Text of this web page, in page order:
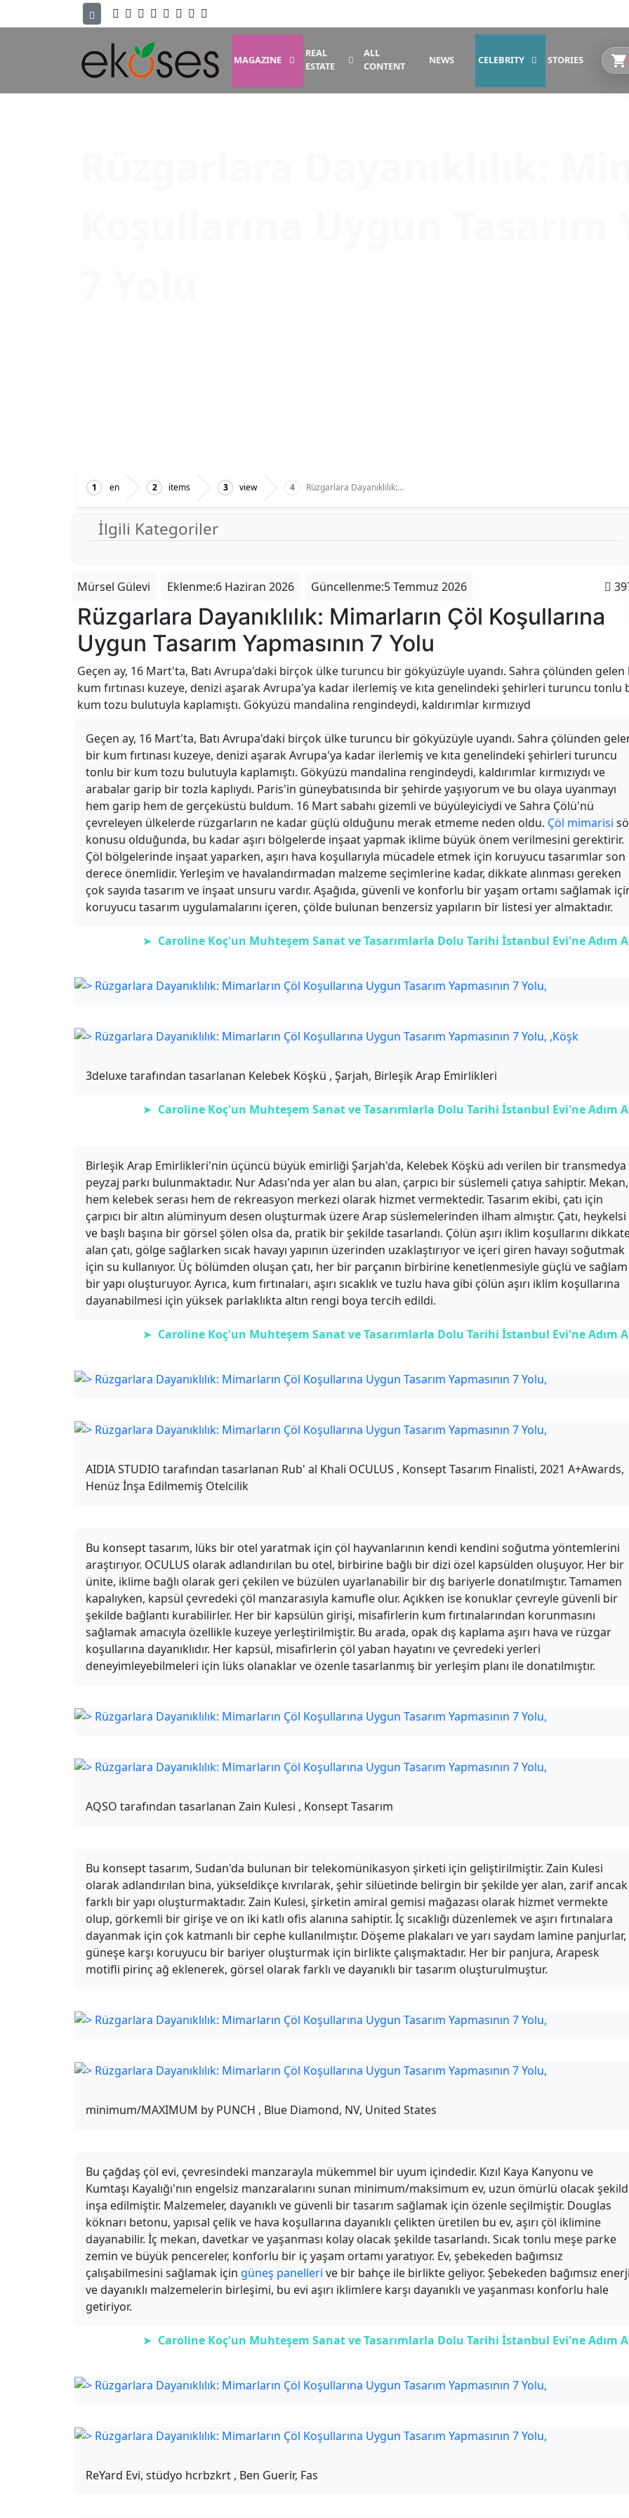
MAGAZINE
REAL
ESTATE
ALL
CONTENT
NEWS CELEBRITY STORIES
en items view Rüzgarlara Dayanıklılık:…
İlgili Kategoriler
Mürsel Gülevi Eklenme:6 Haziran 2026 Güncellenme:5 Temmuz 2026
Rüzgarlara Dayanıklılık: Mimarların Çöl Koşullarına
Uygun Tasarım Yapmasının 7 Yolu
Geçen ay, 16 Mart'ta, Batı Avrupa'daki birçok ülke turuncu bir gökyüzüyle uyandı. Sahra çölünden gelen
kum fırtınası kuzeye, denizi aşarak Avrupa'ya kadar ilerlemiş ve kıta genelindeki şehirleri turuncu tonlu
kum tozu bulutuyla kaplamıştı. Gökyüzü mandalina rengindeydi, kaldırımlar kırmızıyd
Geçen ay, 16 Mart'ta, Batı Avrupa'daki birçok ülke turuncu bir gökyüzüyle uyandı. Sahra çölünden
bir kum fırtınası kuzeye, denizi aşarak Avrupa'ya kadar ilerlemiş ve kıta genelindeki şehirleri turuncu
tonlu bir kum tozu bulutuyla kaplamıştı. Gökyüzü mandalina rengindeydi, kaldırımlar kırmızıydı ve
arabalar garip bir tozla kaplıydı. Paris'in güneybatısında bir şehirde yaşıyorum ve bu olaya uyanmayı
hem garip hem de gerçeküstü buldum. 16 Mart sabahı gizemli ve büyüleyiciydi ve Sahra Çölü'nü
çevreleyen ülkelerde rüzgarların ne kadar güçlü olduğunu merak etmeme neden oldu. Çöl mimarisi
konusu olduğunda, bu kadar aşırı bölgelerde inşaat yapmak iklime büyük önem verilmesini gerektirir.
Çöl bölgelerinde inşaat yaparken, aşırı hava koşullarıyla mücadele etmek için koruyucu tasarımlar son
derece önemlidir. Yerleşim ve havalandırmadan malzeme seçimlerine kadar, dikkate alınması gereken
çok sayıda tasarım ve inşaat unsuru vardır. Aşağıda, güvenli ve konforlu bir yaşam ortamı sağlamak
koruyucu tasarım uygulamalarını içeren, çölde bulunan benzersiz yapıların bir listesi yer almaktadır.
➤ Caroline Koç'un Muhteşem Sanat ve Tasarımlarla Dolu Tarihi İstanbul Evi'ne Adım
3deluxe tarafından tasarlanan Kelebek Köşkü , Şarjah, Birleşik Arap Emirlikleri
➤ Caroline Koç'un Muhteşem Sanat ve Tasarımlarla Dolu Tarihi İstanbul Evi'ne Adım
Birleşik Arap Emirlikleri'nin üçüncü büyük emirliği Şarjah'da, Kelebek Köşkü adı verilen bir transmedya
peyzaj parkı bulunmaktadır. Nur Adası'nda yer alan bu alan, çarpıcı bir süslemeli çatıya sahiptir. Mekan,
hem kelebek serası hem de rekreasyon merkezi olarak hizmet vermektedir. Tasarım ekibi, çatı için
çarpıcı bir altın alüminyum desen oluşturmak üzere Arap süslemelerinden ilham almıştır. Çatı, heykelsi
ve başlı başına bir görsel şölen olsa da, pratik bir şekilde tasarlandı. Çölün aşırı iklim koşullarını
alan çatı, gölge sağlarken sıcak havayı yapının üzerinden uzaklaştırıyor ve içeri giren havayı soğutmak
için su kullanıyor. Üç bölümden oluşan çatı, her bir parçanın birbirine kenetlenmesiyle güçlü ve sağlam
bir yapı oluşturuyor. Ayrıca, kum fırtınaları, aşırı sıcaklık ve tuzlu hava gibi çölün aşırı iklim koşullarına
dayanabilmesi için yüksek parlaklıkta altın rengi boya tercih edildi.
➤ Caroline Koç'un Muhteşem Sanat ve Tasarımlarla Dolu Tarihi İstanbul Evi'ne Adım
AIDIA STUDIO tarafından tasarlanan Rub' al Khali OCULUS , Konsept Tasarım Finalisti, 2021 A+Awards,
Henüz İnşa Edilmemiş Otelcilik
Bu konsept tasarım, lüks bir otel yaratmak için çöl hayvanlarının kendi kendini soğutma yöntemlerini
araştırıyor. OCULUS olarak adlandırılan bu otel, birbirine bağlı bir dizi özel kapsülden oluşuyor. Her bir
ünite, iklime bağlı olarak geri çekilen ve büzülen uyarlanabilir bir dış bariyerle donatılmıştır. Tamamen
kapalıyken, kapsül çevredeki çöl manzarasıyla kamufle olur. Açıkken ise konuklar çevreyle güvenli bir
şekilde bağlantı kurabilirler. Her bir kapsülün girişi, misafirlerin kum fırtınalarından korunmasını
sağlamak amacıyla özellikle kuzeye yerleştirilmiştir. Bu arada, opak dış kaplama aşırı hava ve rüzgar
koşullarına dayanıklıdır. Her kapsül, misafirlerin çöl yaban hayatını ve çevredeki yerleri
deneyimleyebilmeleri için lüks olanaklar ve özenle tasarlanmış bir yerleşim planı ile donatılmıştır.
AQSO tarafından tasarlanan Zain Kulesi , Konsept Tasarım
Bu konsept tasarım, Sudan'da bulunan bir telekomünikasyon şirketi için geliştirilmiştir. Zain Kulesi
olarak adlandırılan bina, yükseldikçe kıvrılarak, şehir silüetinde belirgin bir şekilde yer alan, zarif ancak
farklı bir yapı oluşturmaktadır. Zain Kulesi, şirketin amiral gemisi mağazası olarak hizmet vermekte
olup, görkemli bir girişe ve on iki katlı ofis alanına sahiptir. İç sıcaklığı düzenlemek ve aşırı fırtınalara
dayanmak için çok katmanlı bir cephe kullanılmıştır. Döşeme plakaları ve yarı saydam lamine panjurlar,
güneşe karşı koruyucu bir bariyer oluşturmak için birlikte çalışmaktadır. Her bir panjura, Arapesk
motifli pirinç ağ eklenerek, görsel olarak farklı ve dayanıklı bir tasarım oluşturulmuştur.
minimum/MAXIMUM by PUNCH , Blue Diamond, NV, United States
Bu çağdaş çöl evi, çevresindeki manzarayla mükemmel bir uyum içindedir. Kızıl Kaya Kanyonu ve
Kumtaşı Kayalığı'nın engelsiz manzaralarını sunan minimum/maksimum ev, uzun ömürlü olacak
inşa edilmiştir. Malzemeler, dayanıklı ve güvenli bir tasarım sağlamak için özenle seçilmiştir. Douglas
köknarı betonu, yapısal çelik ve hava koşullarına dayanıklı çelikten üretilen bu ev, aşırı çöl iklimine
dayanabilir. İç mekan, davetkar ve yaşanması kolay olacak şekilde tasarlandı. Sıcak tonlu meşe parke
zemin ve büyük pencereler, konforlu bir iç yaşam ortamı yaratıyor. Ev, şebekeden bağımsız
çalışabilmesini sağlamak için güneş panelleri ve bir bahçe ile birlikte geliyor. Şebekeden bağımsız
ve dayanıklı malzemelerin birleşimi, bu evi aşırı iklimlere karşı dayanıklı ve yaşanması konforlu hale
getiriyor.
➤ Caroline Koç'un Muhteşem Sanat ve Tasarımlarla Dolu Tarihi İstanbul Evi'ne Adım
ReYard Evi, stüdyo hcrbzkrt , Ben Guerir, Fas